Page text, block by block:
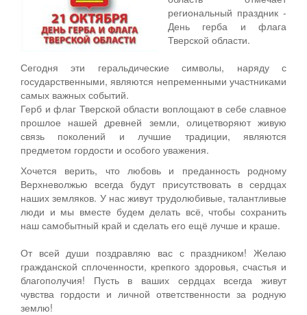
региональный праздник -
День герба и флага
Тверской области.
Сегодня эти геральдические символы, наряду с
государственными, являются непременными участниками
самых важных событий.
Герб и флаг Тверской области воплощают в себе славное
прошлое нашей древней земли, олицетворяют живую
связь поколений и лучшие традиции, являются
предметом гордости и особого уважения.
Хочется верить, что любовь и преданность родному
Верхневолжью всегда будут присутствовать в сердцах
наших земляков. У нас живут трудолюбивые, талантливые
люди и мы вместе будем делать всё, чтобы сохранить
наш самобытный край и сделать его ещё лучше и краше.
От всей души поздравляю вас с праздником! Желаю
гражданской сплоченности, крепкого здоровья, счастья и
благополучия! Пусть в ваших сердцах всегда живут
чувства гордости и личной ответственности за родную
землю!